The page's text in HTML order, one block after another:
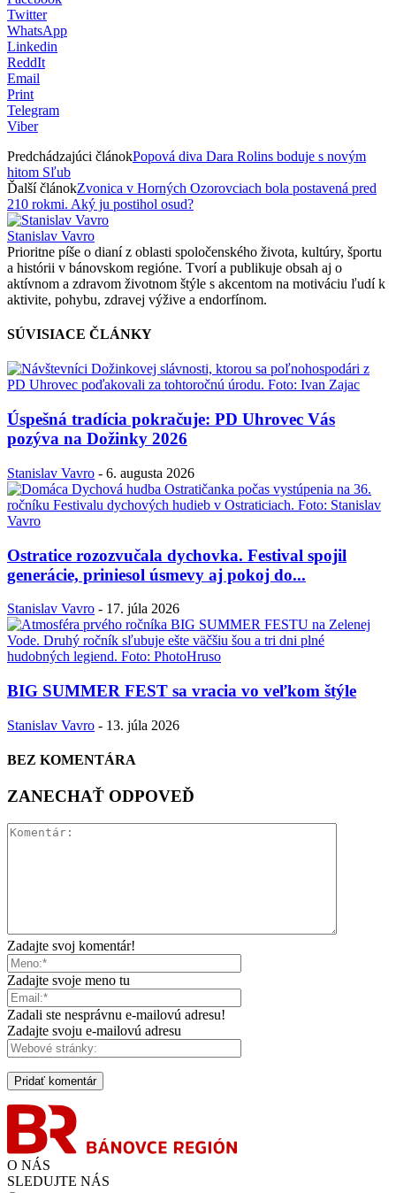
Twitter
WhatsApp
Linkedin
ReddIt
Email
Print
Telegram
Viber
Predchádzajúci článokPopová diva Dara Rolins boduje s novým
hitom Sľub
Ďalší článokZvonica v Horných Ozorovciach bola postavená pred
210 rokmi. Aký ju postihol osud?
Stanislav Vavro
Prioritne píše o dianí z oblasti spoločenského života, kultúry, športu
a histórii v bánovskom regióne. Tvorí a publikuje obsah aj o
aktívnom a zdravom životnom štýle s akcentom na motiváciu ľudí k
aktivite, pohybu, zdravej výžive a endorfínom.
SÚVISIACE ČLÁNKY
Úspešná tradícia pokračuje: PD Uhrovec Vás
pozýva na Dožinky 2026
Stanislav Vavro - 6. augusta 2026
Ostratice rozozvučala dychovka. Festival spojil
generácie, priniesol úsmevy aj pokoj do...
Stanislav Vavro - 17. júla 2026
BIG SUMMER FEST sa vracia vo veľkom štýle
Stanislav Vavro - 13. júla 2026
BEZ KOMENTÁRA
ZANECHAŤ ODPOVEĎ
Zadajte svoj komentár!
Zadajte svoje meno tu
Zadali ste nesprávnu e-mailovú adresu!
Zadajte svoju e-mailovú adresu
O NÁS
SLEDUJTE NÁS